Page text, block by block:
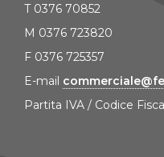
T 0376 70852
M 0376 723820
F 0376 725357
E-mail
Partita IVA / Codice